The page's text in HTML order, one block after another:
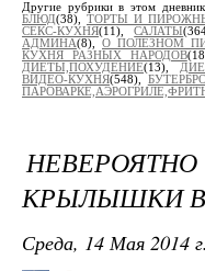
Другие рубрики в этом
БЛЮД(38), ТОРТЫ И
СЕКС-КУХНЯ(11),САЛАТЫ
АДМИНА(8), О ПОЛЕЗНОМ
КУХНЯ РАЗНЫХ НАРОДОВ
ДИЕТЫ,ПОХУДЕНИЕ(13),
ВИДЕО-КУХНЯ(548),
КРЫЛЫШКИ В
Среда, 14 Мая 2014